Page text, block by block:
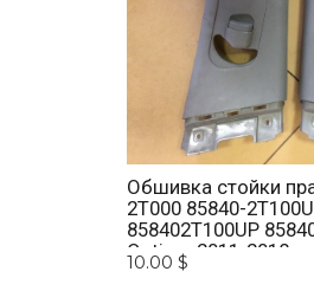
Обшивка стойки
2T000 85840-
858402T100UP
Optima 2011-2018
10.00 $